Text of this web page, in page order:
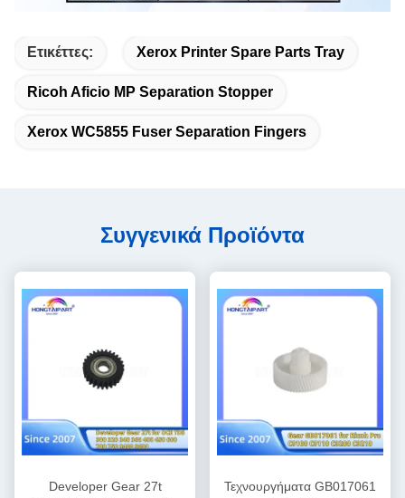
Ετικέττες: Xerox Printer Spare Parts Tray
Ricoh Aficio MP Separation Stopper
Xerox WC5855 Fuser Separation Fingers
Συγγενικά Προϊόντα
Developer Gear 27t
Τεχνουργήματα GB017061